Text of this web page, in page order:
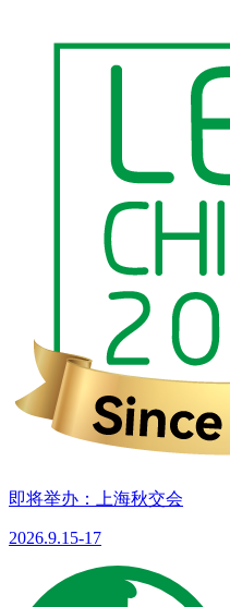
即将举办：上海秋交会
2026.9.15-17